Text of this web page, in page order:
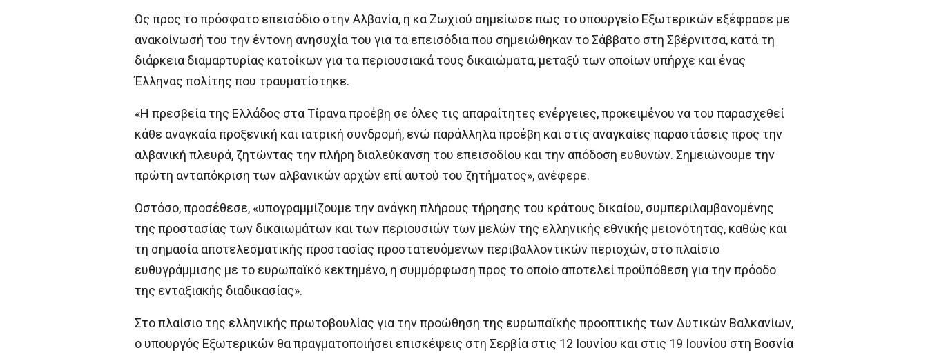
Ως προς το πρόσφατο επεισόδιο στην Αλβανία, η κα Ζωχιού σημείωσε πως το υπουργείο Εξωτερικών εξέφρασε με
ανακοίνωσή του την έντονη ανησυχία του για τα επεισόδια που σημειώθηκαν το Σάββατο στη Σβέρνιτσα, κατά τη
διάρκεια διαμαρτυρίας κατοίκων για τα περιουσιακά τους δικαιώματα, μεταξύ των οποίων υπήρχε και ένας
Έλληνας πολίτης που τραυματίστηκε.
«Η πρεσβεία της Ελλάδος στα Τίρανα προέβη σε όλες τις απαραίτητες ενέργειες, προκειμένου να του παρασχεθεί
κάθε αναγκαία προξενική και ιατρική συνδρομή, ενώ παράλληλα προέβη και στις αναγκαίες παραστάσεις προς την
αλβανική πλευρά, ζητώντας την πλήρη διαλεύκανση του επεισοδίου και την απόδοση ευθυνών. Σημειώνουμε την
πρώτη ανταπόκριση των αλβανικών αρχών επί αυτού του ζητήματος», ανέφερε.
Ωστόσο, προσέθεσε, «υπογραμμίζουμε την ανάγκη πλήρους τήρησης του κράτους δικαίου, συμπεριλαμβανομένης
της προστασίας των δικαιωμάτων και των περιουσιών των μελών της ελληνικής εθνικής μειονότητας, καθώς και
τη σημασία αποτελεσματικής προστασίας προστατευόμενων περιβαλλοντικών περιοχών, στο πλαίσιο
ευθυγράμμισης με το ευρωπαϊκό κεκτημένο, η συμμόρφωση προς το οποίο αποτελεί προϋπόθεση για την πρόοδο
της ενταξιακής διαδικασίας».
Στο πλαίσιο της ελληνικής πρωτοβουλίας για την προώθηση της ευρωπαϊκής προοπτικής των Δυτικών Βαλκανίων,
ο υπουργός Εξωτερικών θα πραγματοποιήσει επισκέψεις στη Σερβία στις 12 Ιουνίου και στις 19 Ιουνίου στη Βοσνία